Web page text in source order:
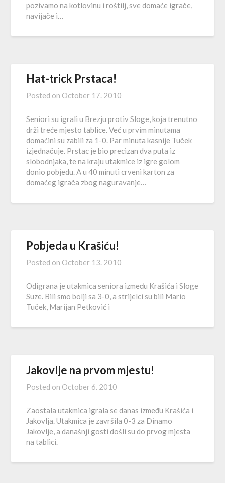
pozivamo na kotlovinu i roštilj, sve domaće igrače,
navijače i…
Hat-trick Prstaca!
Posted on October 17. 2010
Seniori su igrali u Brezju protiv Sloge, koja trenutno
drži treće mjesto tablice. Već u prvim minutama
domaćini su zabili za 1-0. Par minuta kasnije Tuček
izjednačuje. Prstac je bio precizan dva puta iz
slobodnjaka, te na kraju utakmice iz igre golom
donio pobjedu. A u 40 minuti crveni karton za
domaćeg igrača zbog naguravanje…
Pobjeda u Krašiću!
Posted on October 13. 2010
Odigrana je utakmica seniora između Krašića i Sloge
Suze. Bili smo bolji sa 3-0, a strijelci su bili Mario
Tuček, Marijan Petković i
Jakovlje na prvom mjestu!
Posted on October 6. 2010
Zaostala utakmica igrala se danas između Krašića i
Jakovlja. Utakmica je završila 0-3 za Dinamo
Jakovlje, a današnji gosti došli su do prvog mjesta
na tablici.